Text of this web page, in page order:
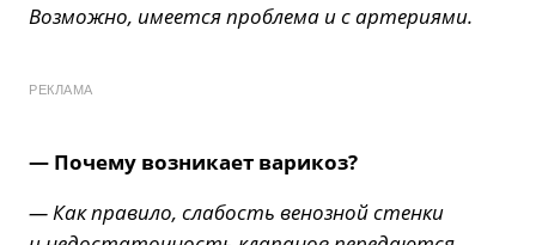
Возможно, имеется проблема и с артериями.
РЕКЛАМА
— Почему возникает варикоз?
— Как правило, слабость венозной стенки